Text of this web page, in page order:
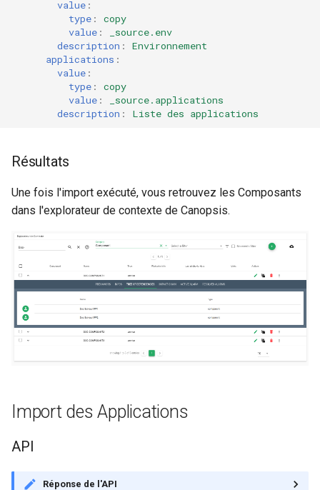
Notes de version Canopsis
Notes de version Canopsis
3.46.0
Notes de version Canopsis
3.45.0
Notes de version Canopsis
3.44.1
Notes de version Canopsis
3.44.0
Notes de version Canopsis
Notes de version Canopsis
3.42.0
3.41.0
value :
type :
copy
value :
_source.env
description :
Environnement
applications :
value :
type :
copy
value :
_source.applications
description : Liste des applications
Résultats
Une fois l'import exécuté, vous retrouvez les Composants
dans l'explorateur de contexte de Canopsis.
Import des Applications
API
Réponse de l'API